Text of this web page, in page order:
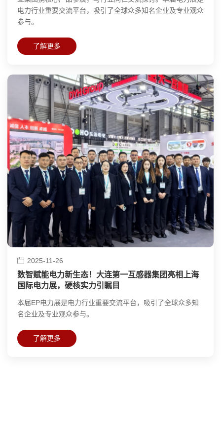
电力行业重要交流平台，吸引了全球众多知名企业及专业观众
参与。
了解更多
2025-11-26
数智赋能电力新生态！大连第一互感器集团亮相上海
国际电力展，硬核实力引瞩目
本届EP电力展是电力行业重要交流平台，吸引了全球众多知
名企业及专业观众参与。
了解更多